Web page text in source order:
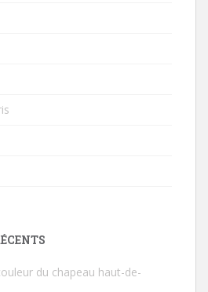
du chapeau haut-de-